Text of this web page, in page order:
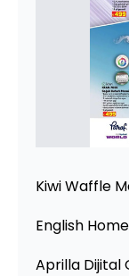
Kiwi Waffle
English
Aprilla Dijital